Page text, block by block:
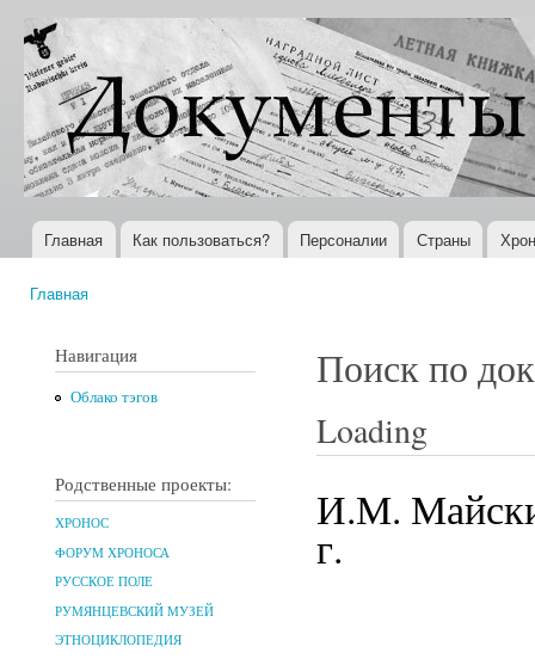
Документы
XX века
Всемирная
история в
Интернете
Главное меню
Главная Как пользоваться? Персоналии Страны
Главная
Навигация
Облако тэгов
Родственные проекты:
ХРОНОС
ФОРУМ ХРОНОСА
РУССКОЕ ПОЛЕ
РУМЯНЦЕВСКИЙ МУЗЕЙ
ЭТНОЦИКЛОПЕДИЯ
Поиск по
Loading
И.М.
г.